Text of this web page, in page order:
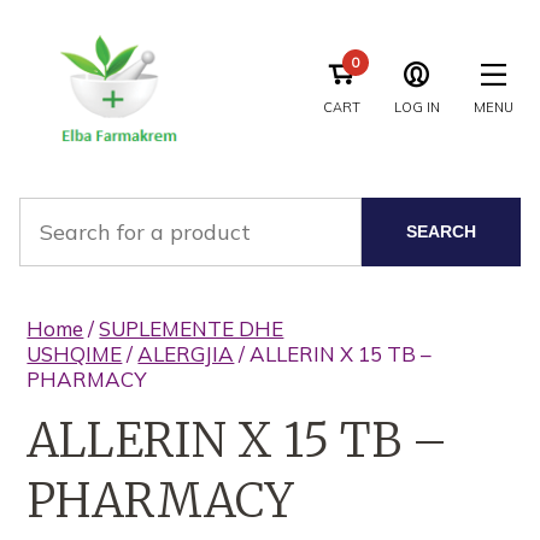
CART
0
LOG IN MENU
SEARCH
Home /SUPLEMENTE DHE
USHQIME/ ALERGJIA / ALLERIN X 15 TB –
PHARMACY
ALLERIN X 15 TB –
PHARMACY